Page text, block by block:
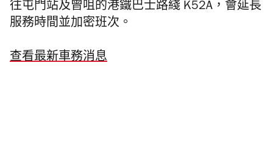
往屯門站及曾咀的港鐵巴士路綫 K52A，會延長
服務時間並加密班次。
查看最新車務消息